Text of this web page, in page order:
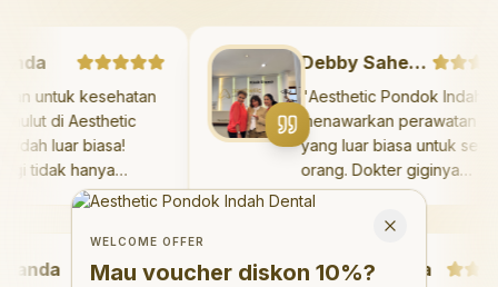
untuk kesehatan
mulut di Aesthetic
Indah luar biasa!
gigi tidak hanya
perawatan yang
waktu untuk
saya mengenai
Debby Sahertian
"Aesthetic Pondok
menawarkan
yang luar biasa untuk
orang. Dokter giginya
profesional, ramah,
meluangkan waktu
kesehatan gigi dan
Rezky Aditya
Welcome Offer
Mau voucher diskon <strong>10%</strong>?
WELCOME OFFER
Mau voucher diskon 10%?
Close